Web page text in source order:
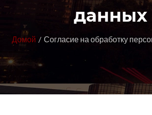
данных
Домой Согласие на обработку